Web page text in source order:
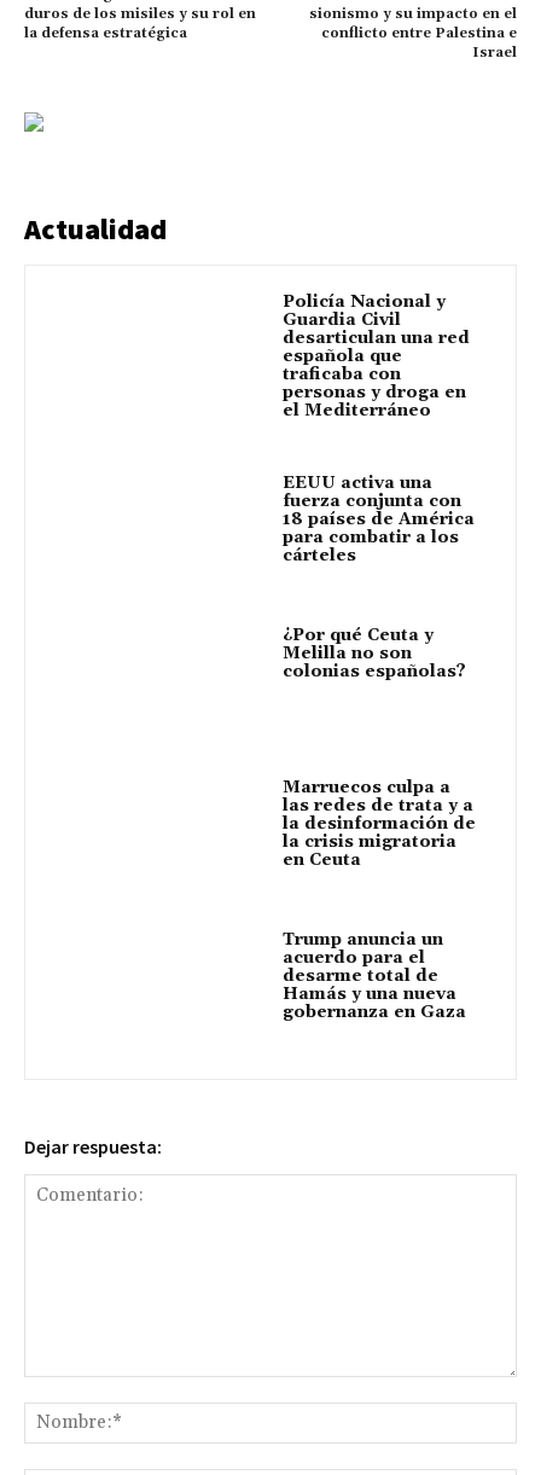
duros de los misiles y su rol en
la defensa estratégica
sionismo y su impacto en el
conflicto entre Palestina e
Israel
Actualidad
Policía Nacional y
Guardia Civil
desarticulan una red
española que
traficaba con
personas y droga en
el Mediterráneo
EEUU activa una
fuerza conjunta con
18 países de América
para combatir a los
cárteles
¿Por qué Ceuta y
Melilla no son
colonias españolas?
Marruecos culpa a
las redes de trata y a
la desinformación de
la crisis migratoria
en Ceuta
Trump anuncia un
acuerdo para el
desarme total de
Hamás y una nueva
gobernanza en Gaza
Dejar respuesta: